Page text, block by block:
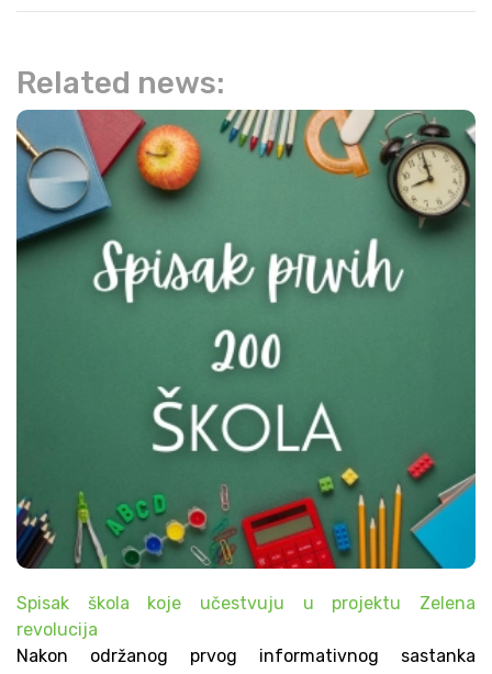
Related news:
Spisak škola koje učestvuju u projektu Zelena
revolucija
Nakon održanog prvog informativnog sastanka